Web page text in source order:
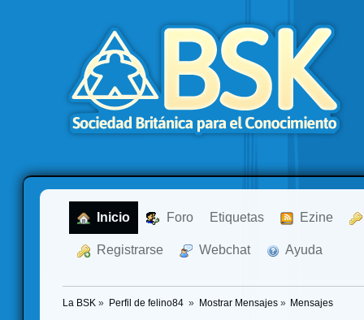
Inicio Foro Etiquetas Ezine
Registrarse Webchat Ayuda
La BSK » Perfil de felino84 » Mostrar Mensajes» Mensajes